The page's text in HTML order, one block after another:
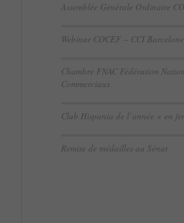
Assemblée Générale Ordinaire
Webinar COCEF – CCI Barcelone
Chambre FNAC Fédération
Commerciaux
Club Hispania de l’année « en
Remise de médailles au Sénat